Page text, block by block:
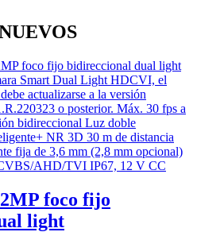
foco fijo
light